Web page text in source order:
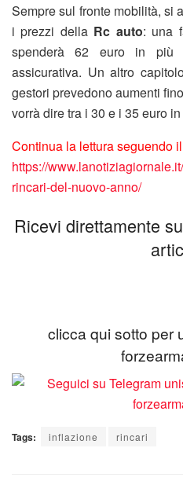
Sempre sul fronte mobilità, si
i prezzi della Rc auto: una
spenderà 62 euro in più
assicurativa. Un altro
gestori prevedono aumenti
vorrà dire tra i 30 e i 35 euro
Continua la lettura seguendo
https://
rincari-del-nuovo-anno/
Ricevi direttamente
clicca qui sotto per
Tags: inflazione rincari